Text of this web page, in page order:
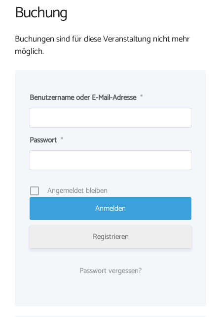
Buchung
Buchungen sind für diese Veranstaltung nicht mehr
möglich.
Benutzername oder E-Mail-Adresse *
Passwort *
Angemeldet bleiben
Registrieren
Passwort vergessen?